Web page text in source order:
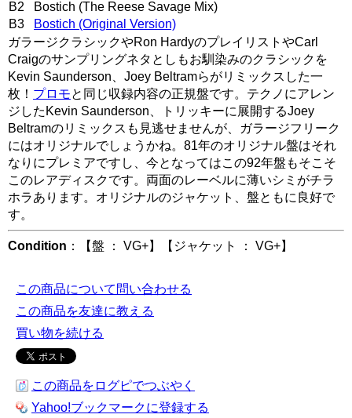
B2 Bostich (The Reese Savage Mix)
B3
Bostich (Original Version)
ガラージクラシックやRon HardyのプレイリストやCarl
Craigのサンプリングネタとしもお馴染みのクラシックを
Kevin Saunderson、Joey Beltramらがリミックスした一
枚！ プロモと同じ収録内容の正規盤です。テクノにアレン
ジしたKevin Saunderson、トリッキーに展開するJoey
Beltramのリミックスも見逃せませんが、ガラージフリーク
にはオリジナルでしょうかね。81年のオリジナル盤はそれ
なりにプレミアですし、今となってはこの92年盤もそこそ
このレアディスクです。両面のレーベルに薄いシミがチラ
ホラあります。オリジナルのジャケット、盤ともに良好で
す。
Condition ：【盤 ： VG+】【ジャケット ： VG+】
この商品について問い合わせる
この商品を友達に教える
買い物を続ける
この商品をログピでつぶやく
Yahoo!ブックマークに登録する